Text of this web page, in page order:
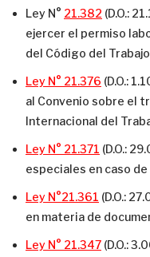
Ley N° 21.382 (D.O.:
ejercer el permiso
del Código del
Ley N° 21.376 (D.O.:
al Convenio sobre el
Internacional del
Ley N° 21.371 (D.O.:
especiales en caso
Ley N°21.361 (D.O.:
en materia de
Ley N° 21.347 (D.O.: